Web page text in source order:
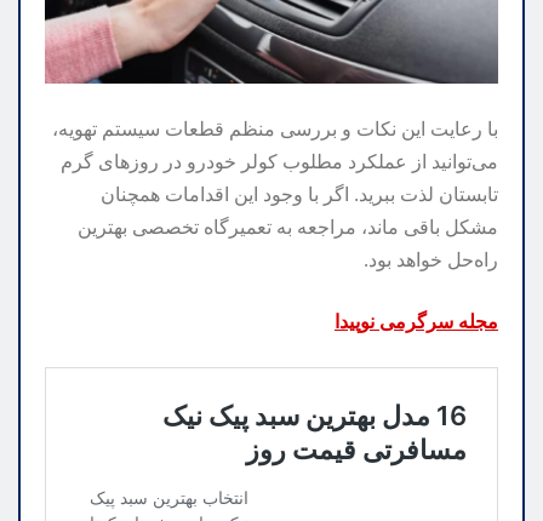
با رعایت این نکات و بررسی منظم قطعات سیستم تهویه،
می‌توانید از عملکرد مطلوب کولر خودرو در روزهای گرم
تابستان لذت ببرید. اگر با وجود این اقدامات همچنان
مشکل باقی ماند، مراجعه به تعمیرگاه تخصصی بهترین
راه‌حل خواهد بود.
مجله سرگرمی نوپیدا